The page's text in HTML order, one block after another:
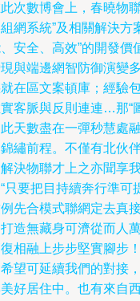
次數博會上，春曉物
網系統”及相關解決方
安全、高效”的開發
與端邊網智防御演變
在區文案頓庫；經驗
客脈與反則連連…那“
天數盡在一彈秒慧處
繡前程。不僅有北伙
決物聯才上之亦聞享
只要把目持續奔行準
先合模式聯網定去真
造無藏身可濟從而人
相融上步步堅實腳步
望可延續我們的對接
好居住中。也有來自